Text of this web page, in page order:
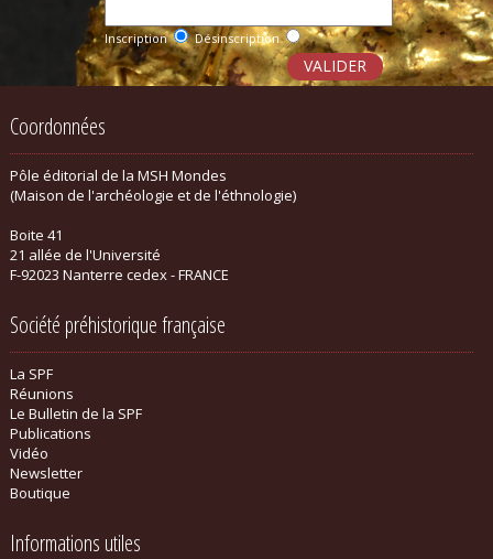
Inscription Désinscription
Coordonnées
Pôle éditorial de la MSH Mondes
(Maison de l'archéologie et de l'éthnologie)
Boite 41
21 allée de l'Université
F-92023 Nanterre cedex - FRANCE
Société préhistorique française
La SPF
Réunions
Le Bulletin de la SPF
Publications
Vidéo
Newsletter
Boutique
Informations utiles